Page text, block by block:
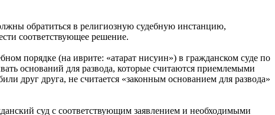
обратиться в религиозную судебную инстанцию,
соответствующее решение.
порядке (на иврите: «атарат нисуин») в гражданском суде по
оснований для развода, которые считаются приемлемыми
друг друга, не считается «законным основанием для развода»